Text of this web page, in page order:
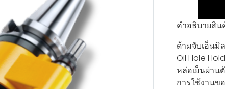
คำอธิบายสิน
ด้ามจับเอ็นมิ
Oil Hole
หล่อเย็นผ่าน
การใช้งานข